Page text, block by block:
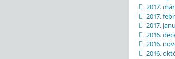
2017.
2017.
2017.
2016.
2016.
2016.